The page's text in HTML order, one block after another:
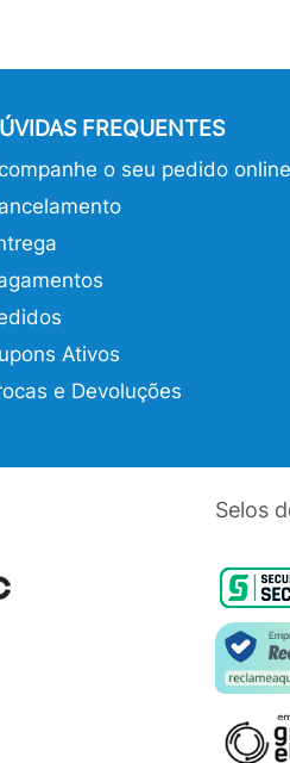
FREQUENTES
o seu pedido online
Ativos
e Devoluções
Selos